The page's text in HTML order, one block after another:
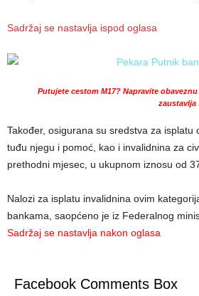
Sadržaj se nastavlja ispod oglasa
Putujete cestom M17? Napravite
zaustavlja
Također, osigurana su sredstva za isplatu
tuđu njegu i pomoć, kao i invalidnina za
prethodni mjesec, u ukupnom iznosu od
Nalozi za isplatu invalidnina ovim
bankama, saopćeno je iz Federalnog
Sadržaj se nastavlja nakon oglasa
Facebook Comments Box